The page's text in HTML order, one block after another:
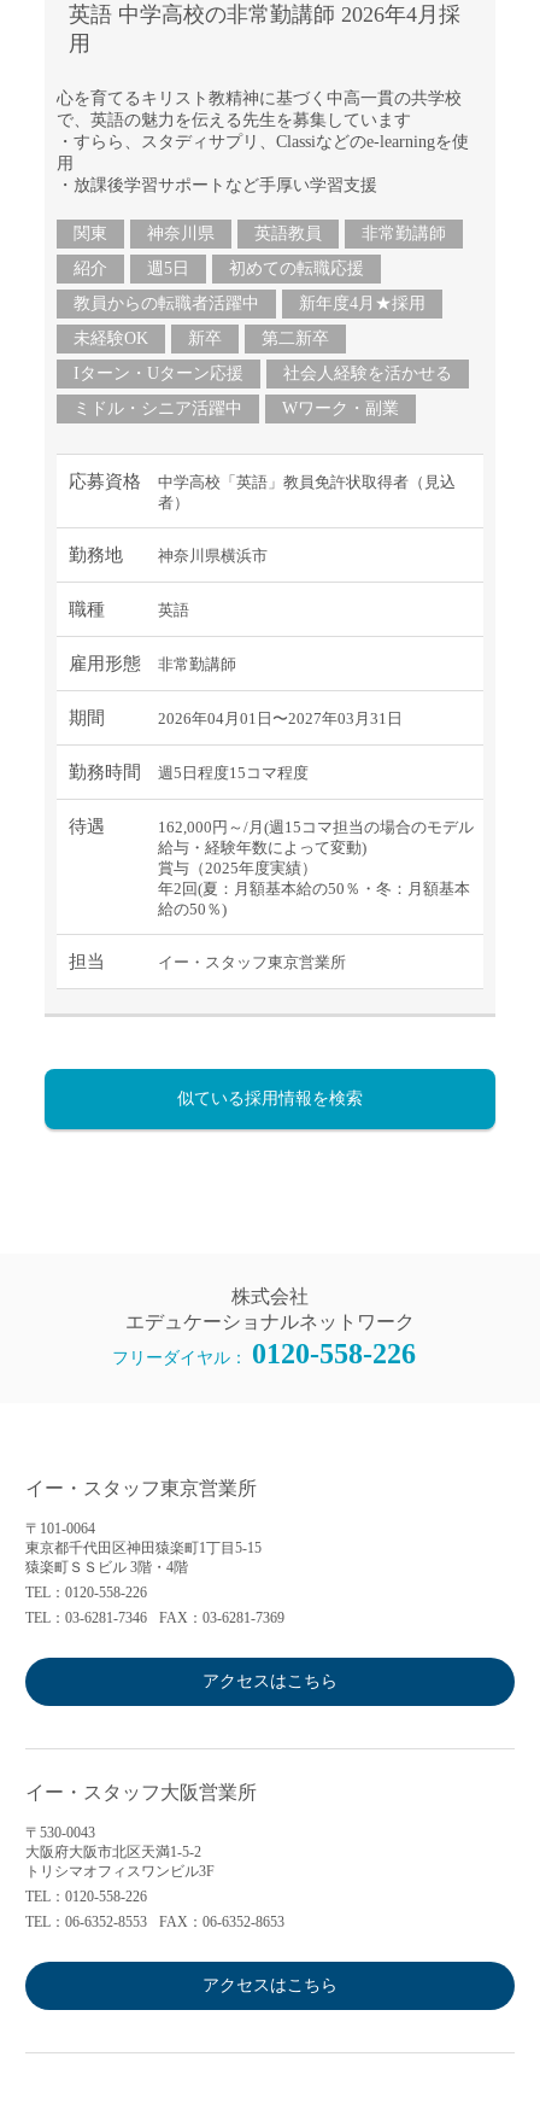
英語 中学高校の非常勤講師 2026年4月採
用
心を育てるキリスト教精神に基づく中高一貫の共学校
で、英語の魅力を伝える先生を募集しています
・すらら、スタディサプリ、Classiなどのe-learningを使
用
・放課後学習サポートなど手厚い学習支援
関東 神奈川県 英語教員
非常勤講師
紹介
週5日
初めての転職応援
教員からの転職者活躍中
新年度4月★採用
未経験OK
新卒
第二新卒
Iターン・Uターン応援
社会人経験を活かせる
ミドル・シニア活躍中
Wワーク・副業
応募資格
中学高校「英語」教員免許状取得者（見込
者）
勤務地 神奈川県横浜市
職種 英語
雇用形態 非常勤講師
期間 2026年04月01日〜2027年03月31日
勤務時間 週5日程度15コマ程度
待遇
162,000円～/月(週15コマ担当の場合のモデル
給与・経験年数によって変動)
賞与（2025年度実績）
年2回(夏：月額基本給の50％・冬：月額基本
給の50％)
担当 イー・スタッフ東京営業所
似ている採用情報を検索
株式会社
エデュケーショナルネットワーク
フリーダイヤル： 0120-558-226
イー・スタッフ東京営業所
〒101-0064
東京都千代田区神田猿楽町1丁目5-15
猿楽町ＳＳビル 3階・4階
TEL：0120-558-226
TEL：03-6281-7346
FAX：03-6281-7369
アクセスはこちら
イー・スタッフ大阪営業所
〒530-0043
大阪府大阪市北区天満1-5-2
トリシマオフィスワンビル3F
TEL：0120-558-226
TEL：06-6352-8553
FAX：06-6352-8653
アクセスはこちら